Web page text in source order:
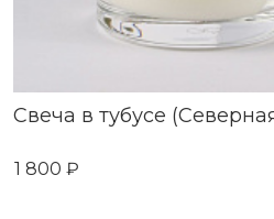
Свеча в тубусе
1 800 ₽